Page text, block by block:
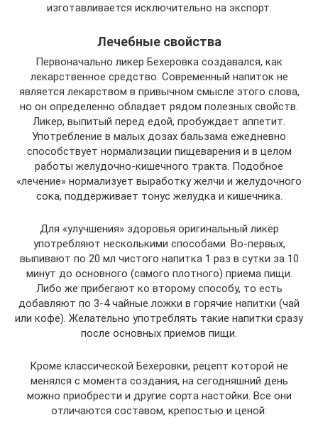
изготавливается исключительно на экспорт.
Лечебные свойства
Первоначально ликер Бехеровка создавался, как
лекарственное средство. Современный напиток не
является лекарством в привычном смысле этого слова,
но он определенно обладает рядом полезных свойств.
Ликер, выпитый перед едой, пробуждает аппетит.
Употребление в малых дозах бальзама ежедневно
способствует нормализации пищеварения и в целом
работы желудочно-кишечного тракта. Подобное
«лечение» нормализует выработку желчи и желудочного
сока, поддерживает тонус желудка и кишечника.
Для «улучшения» здоровья оригинальный ликер
употребляют несколькими способами. Во-первых,
выпивают по 20 мл чистого напитка 1 раз в сутки за 10
минут до основного (самого плотного) приема пищи.
Либо же прибегают ко второму способу, то есть
добавляют по 3-4 чайные ложки в горячие напитки (чай
или кофе). Желательно употреблять такие напитки сразу
после основных приемов пищи.
Кроме классической Бехеровки, рецепт которой не
менялся с момента создания, на сегодняшний день
можно приобрести и другие сорта настойки. Все они
отличаются составом, крепостью и ценой: